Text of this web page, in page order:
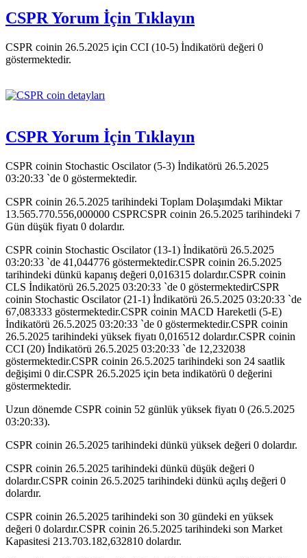
CSPR Yorum İçin Tıklayın
CSPR coinin 26.5.2025 için CCI (10-5) İndikatörü değeri 0
göstermektedir.
CSPR Yorum İçin Tıklayın
CSPR coinin Stochastic Oscilator (5-3) İndikatörü 26.5.2025
03:20:33 `de 0 göstermektedir.
CSPR coinin 26.5.2025 tarihindeki Toplam Dolaşımdaki Miktar
13.565.770.556,000000 CSPRCSPR coinin 26.5.2025 tarihindeki 7
Gün düşük fiyatı 0 dolardır.
CSPR coinin Stochastic Oscilator (13-1) İndikatörü 26.5.2025
03:20:33 `de 41,044776 göstermektedir.CSPR coinin 26.5.2025
tarihindeki dünkü kapanış değeri 0,016315 dolardır.CSPR coinin
CLS İndikatörü 26.5.2025 03:20:33 `de 0 göstermektedirCSPR
coinin Stochastic Oscilator (21-1) İndikatörü 26.5.2025 03:20:33 `de
67,083333 göstermektedir.CSPR coinin MACD Hareketli (5-E)
İndikatörü 26.5.2025 03:20:33 `de 0 göstermektedir.CSPR coinin
26.5.2025 tarihindeki yüksek fiyatı 0,016512 dolardır.CSPR coinin
CCI (20) İndikatörü 26.5.2025 03:20:33 `de 12,232038
göstermektedir.CSPR coinin 26.5.2025 tarihindeki son 24 saatlik
değişimi 0 dir.CSPR 26.5.2025 için beta indikatörü 0 değerini
göstermektedir.
Uzun dönemde CSPR coinin 52 günlük yüksek fiyatı 0 (26.5.2025
03:20:33).
CSPR coinin 26.5.2025 tarihindeki dünkü yüksek değeri 0 dolardır.
CSPR coinin 26.5.2025 tarihindeki dünkü düşük değeri 0
dolardır.CSPR coinin 26.5.2025 tarihindeki dünkü açılış değeri 0
dolardır.
CSPR coinin 26.5.2025 tarihindeki son 30 gündeki en yüksek
değeri 0 dolardır.CSPR coinin 26.5.2025 tarihindeki son Market
Kapasitesi 213.703.182,632810 dolardır.